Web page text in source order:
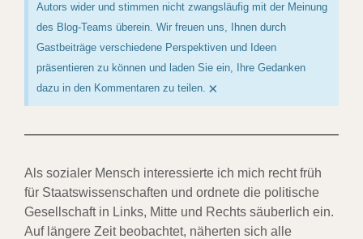
Autors wider und stimmen nicht zwangsläufig mit der Meinung
des Blog-Teams überein. Wir freuen uns, Ihnen durch
Gastbeiträge verschiedene Perspektiven und Ideen
präsentieren zu können und laden Sie ein, Ihre Gedanken
dazu in den Kommentaren zu teilen. ×
Als sozialer Mensch interessierte ich mich recht früh
für Staatswissenschaften und ordnete die politische
Gesellschaft in Links, Mitte und Rechts säuberlich ein.
Auf längere Zeit beobachtet, näherten sich alle